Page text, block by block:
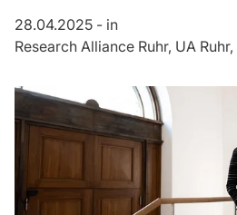
28.04.2025 - in
Research Alliance Ruhr UA Ruhr